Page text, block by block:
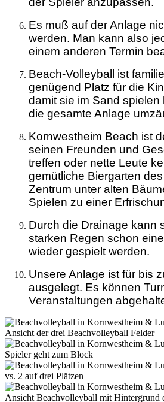
Es muß auf der Anlage
werden. Man kann also
einem anderen Termin
Beach-Volleyball ist
genügend Platz für die
damit sie im Sand
die gesamte Anlage
Kornwestheim Beach ist
seinen Freunden und
treffen oder nette Leute
gemütliche Biergarten
Zentrum unter alten
Spielen zu einer
Durch die Drainage kann
starken Regen schon
wieder gespielt werden.
Unsere Anlage ist für bis
ausgelegt. Es können
Veranstaltungen